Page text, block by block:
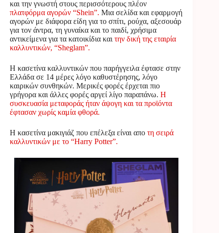
και την γνωστή στους περισσότερους πλέον
πλατφόρμα αγορών “Shein”. Μια σελίδα και εφαρμογή
αγορών με διάφορα είδη για το σπίτι, ρούχα, αξεσουάρ
για τον άντρα, τη γυναίκα και το παιδί, χρήσιμα
αντικείμενα για τα κατοικίδια και την δική της εταιρία
καλλυντικών, “Sheglam”.
Η κασετίνα καλλυντικών που παρήγγειλα έφτασε στην
Ελλάδα σε 14 μέρες λόγο καθυστέρησης, λόγο
καιρικών συνθηκών. Μερικές φορές έρχεται πιο
γρήγορα και άλλες φορές αργεί λίγο παραπάνω. Η
συσκευασία μεταφοράς ήταν άψογη και τα προϊόντα
έφτασαν χωρίς καμία φθορά.
Η κασετίνα μακιγιάζ που επέλεξα είναι απο τη σειρά
καλλυντικών με το “Harry Potter”.